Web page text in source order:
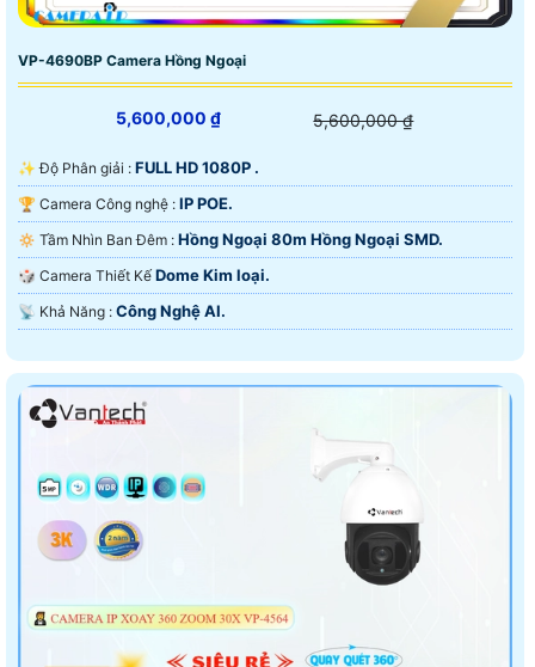
VP-4690BP Camera Hồng Ngoại
5,600,000 ₫ 5,600,000 ₫
✨ Độ Phân giải : FULL HD 1080P .
🏆 Camera Công nghệ : IP POE.
🔅 Tầm Nhìn Ban Đêm : Hồng Ngoại 80m Hồng Ngoại SMD.
🎲 Camera Thiết Kế Dome Kim loại.
️📡 Khả Năng : Công Nghệ AI.